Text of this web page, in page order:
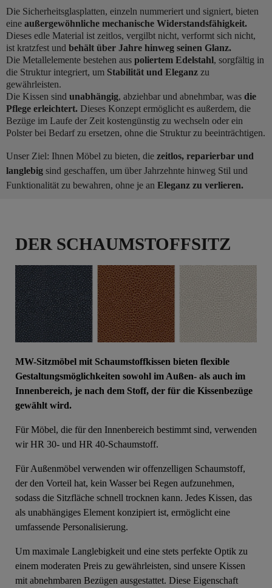
Die Sicherheitsglasplatten, einzeln nummeriert und signiert, bieten
eine außergewöhnliche mechanische Widerstandsfähigkeit.
Dieses edle Material ist zeitlos, vergilbt nicht, verformt sich nicht,
ist kratzfest und behält über Jahre hinweg seinen Glanz.
Die Metallelemente bestehen aus poliertem Edelstahl, sorgfältig in
die Struktur integriert, um Stabilität und Eleganz zu
gewährleisten.
Die Kissen sind unabhängig, abziehbar und abnehmbar, was die
Pflege erleichtert. Dieses Konzept ermöglicht es außerdem, die
Bezüge im Laufe der Zeit kostengünstig zu wechseln oder ein
Polster bei Bedarf zu ersetzen, ohne die Struktur zu beeinträchtigen.
Unser Ziel: Ihnen Möbel zu bieten, die zeitlos, reparierbar und
langlebig sind geschaffen, um über Jahrzehnte hinweg Stil und
Funktionalität zu bewahren, ohne je an Eleganz zu verlieren.
DER SCHAUMSTOFFSITZ
MW-Sitzmöbel mit Schaumstoffkissen bieten flexible
Gestaltungsmöglichkeiten sowohl im Außen- als auch im
Innenbereich, je nach dem Stoff, der für die Kissenbezüge
gewählt wird.
Für Möbel, die für den Innenbereich bestimmt sind, verwenden
wir HR 30- und HR 40-Schaumstoff.
Für Außenmöbel verwenden wir offenzelligen Schaumstoff,
der den Vorteil hat, kein Wasser bei Regen aufzunehmen,
sodass die Sitzfläche schnell trocknen kann. Jedes Kissen, das
als unabhängiges Element konzipiert ist, ermöglicht eine
umfassende Personalisierung.
Um maximale Langlebigkeit und eine stets perfekte Optik zu
einem moderaten Preis zu gewährleisten, sind unsere Kissen
mit abnehmbaren Bezügen ausgestattet. Diese Eigenschaft